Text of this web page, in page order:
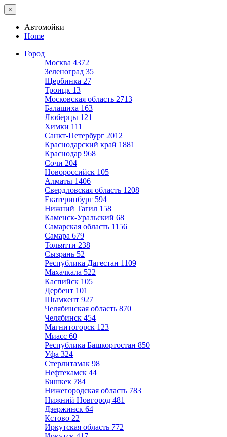
×
Автомойки
Home
Город
Москва 4372
Зеленоград 35
Щербинка 27
Троицк 13
Московская область 2713
Балашиха 163
Люберцы 121
Химки 111
Санкт-Петербург 2012
Краснодарский край 1881
Краснодар 968
Сочи 204
Новороссийск 105
Алматы 1406
Свердловская область 1208
Екатеринбург 594
Нижний Тагил 158
Каменск-Уральский 68
Самарская область 1156
Самара 679
Тольятти 238
Сызрань 52
Республика Дагестан 1109
Махачкала 522
Каспийск 105
Дербент 101
Шымкент 927
Челябинская область 870
Челябинск 454
Магнитогорск 123
Миасс 60
Республика Башкортостан 850
Уфа 324
Стерлитамак 98
Нефтекамск 44
Бишкек 784
Нижегородская область 783
Нижний Новгород 481
Дзержинск 64
Кстово 22
Иркутская область 772